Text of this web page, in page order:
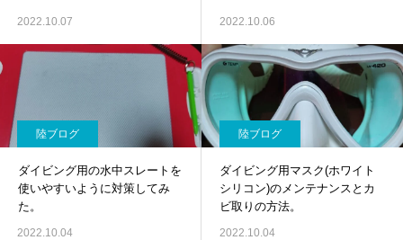
2022.10.07 2022.10.06
陸ブログ
ダイビング用の水中スレートを
使いやすいように対策してみ
た。
2022.10.04
陸ブログ
ダイビング用マスク(ホワイト
シリコン)のメンテナンスとカ
ビ取りの方法。
2022.10.04